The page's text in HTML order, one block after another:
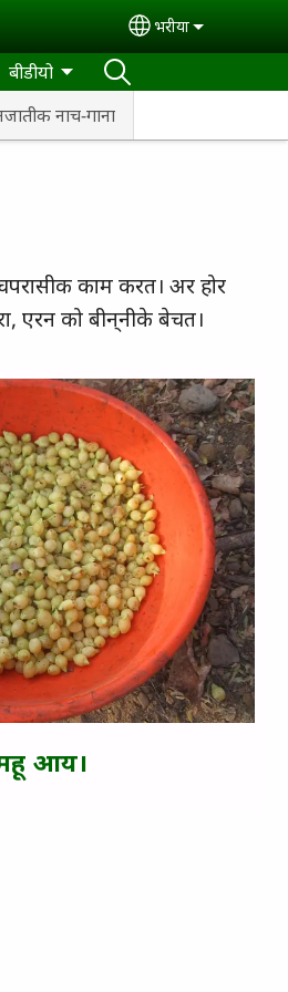
Select your
भरीया
नाच-गाना
बीडीयो
काम करत। अर होर
एरन को बीन्‌नीके बेचत।
आय।